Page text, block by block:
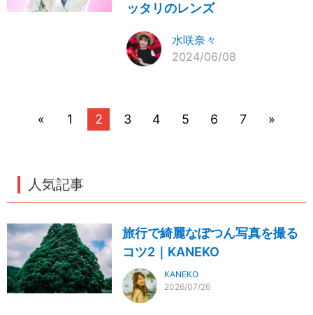
ッタリのレンズ
水咲奈々
2024/06/08
« 1 2 3 4 5 6 7 »
人気記事
旅行で綺麗なぽつん写真を撮る
コツ2｜KANEKO
KANEKO
2026/07/26